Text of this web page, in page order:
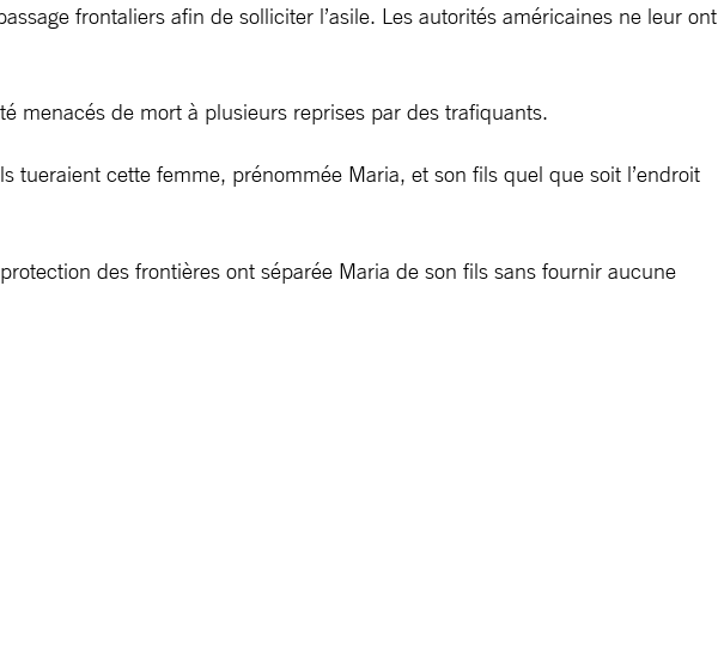
frontaliers afin de solliciter l’asile. Les autorités américaines ne leur ont
menacés de mort à plusieurs reprises par des trafiquants.
tueraient cette femme, prénommée Maria, et son fils quel que soit l’endroit
des frontières ont séparée Maria de son fils sans fournir aucune